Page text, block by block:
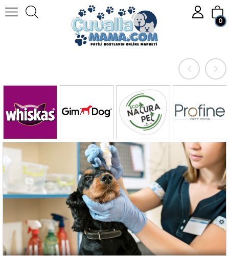
0